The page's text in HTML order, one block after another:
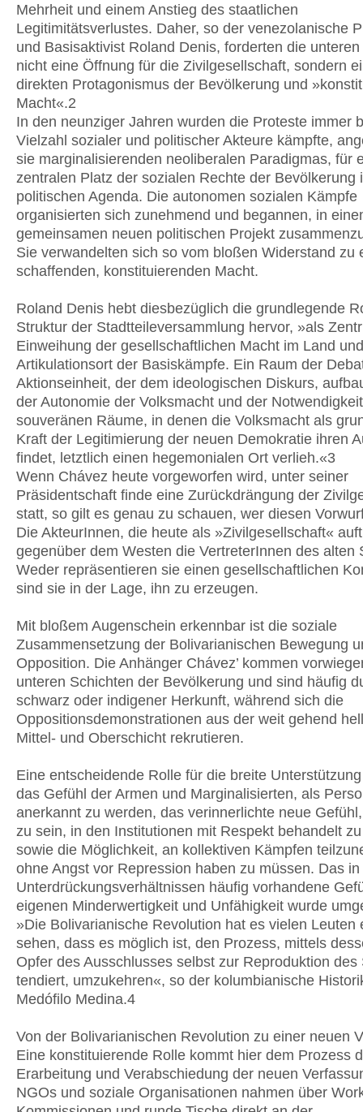
Mehrheit und einem Anstieg des staatlichen
Legitimitätsverlustes. Daher, so der venezolanische
und Basisaktivist Roland Denis, forderten die
nicht eine Öffnung für die Zivilgesellschaft, sondern
direkten Protagonismus der Bevölkerung und
Macht«.2
In den neunziger Jahren wurden die Proteste immer
Vielzahl sozialer und politischer Akteure kämpfte,
sie marginalisierenden neoliberalen Paradigmas, für
zentralen Platz der sozialen Rechte der Bevölkerung
politischen Agenda. Die autonomen sozialen Kämpfe
organisierten sich zunehmend und begannen, in
gemeinsamen neuen politischen Projekt
Sie verwandelten sich so vom bloßen Widerstand zu
schaffenden, konstituierenden Macht.
Roland Denis hebt diesbezüglich die grundlegende
Struktur der Stadtteileversammlung hervor, »als
Einweihung der gesellschaftlichen Macht im Land
Artikulationsort der Basiskämpfe. Ein Raum der
Aktionseinheit, der dem ideologischen Diskurs,
der Autonomie der Volksmacht und der
souveränen Räume, in denen die Volksmacht als
Kraft der Legitimierung der neuen Demokratie ihren
findet, letztlich einen hegemonialen Ort verlieh.«3
Wenn Chávez heute vorgeworfen wird, unter seiner
Präsidentschaft finde eine Zurückdrängung der
statt, so gilt es genau zu schauen, wer diesen
Die AkteurInnen, die heute als »Zivilgesellschaft«
gegenüber dem Westen die VertreterInnen des alten
Weder repräsentieren sie einen gesellschaftlichen
sind sie in der Lage, ihn zu erzeugen.
Mit bloßem Augenschein erkennbar ist die soziale
Zusammensetzung der Bolivarianischen Bewegung
Opposition. Die Anhänger Chávez’ kommen
unteren Schichten der Bevölkerung und sind häufig
schwarz oder indigener Herkunft, während sich die
Oppositionsdemonstrationen aus der weit gehend
Mittel- und Oberschicht rekrutieren.
Eine entscheidende Rolle für die breite
das Gefühl der Armen und Marginalisierten, als
anerkannt zu werden, das verinnerlichte neue
zu sein, in den Institutionen mit Respekt behandelt
sowie die Möglichkeit, an kollektiven Kämpfen
ohne Angst vor Repression haben zu müssen. Das in
Unterdrückungsverhältnissen häufig vorhandene
eigenen Minderwertigkeit und Unfähigkeit wurde
»Die Bolivarianische Revolution hat es vielen Leuten
sehen, dass es möglich ist, den Prozess, mittels
Opfer des Ausschlusses selbst zur Reproduktion des
tendiert, umzukehren«, so der kolumbianische
Medófilo Medina.4
Von der Bolivarianischen Revolution zu einer neuen
Eine konstituierende Rolle kommt hier dem Prozess
Erarbeitung und Verabschiedung der neuen
NGOs und soziale Organisationen nahmen über